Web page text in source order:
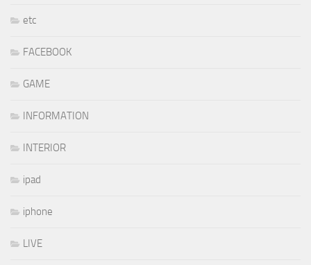
etc
FACEBOOK
GAME
INFORMATION
INTERIOR
ipad
iphone
LIVE